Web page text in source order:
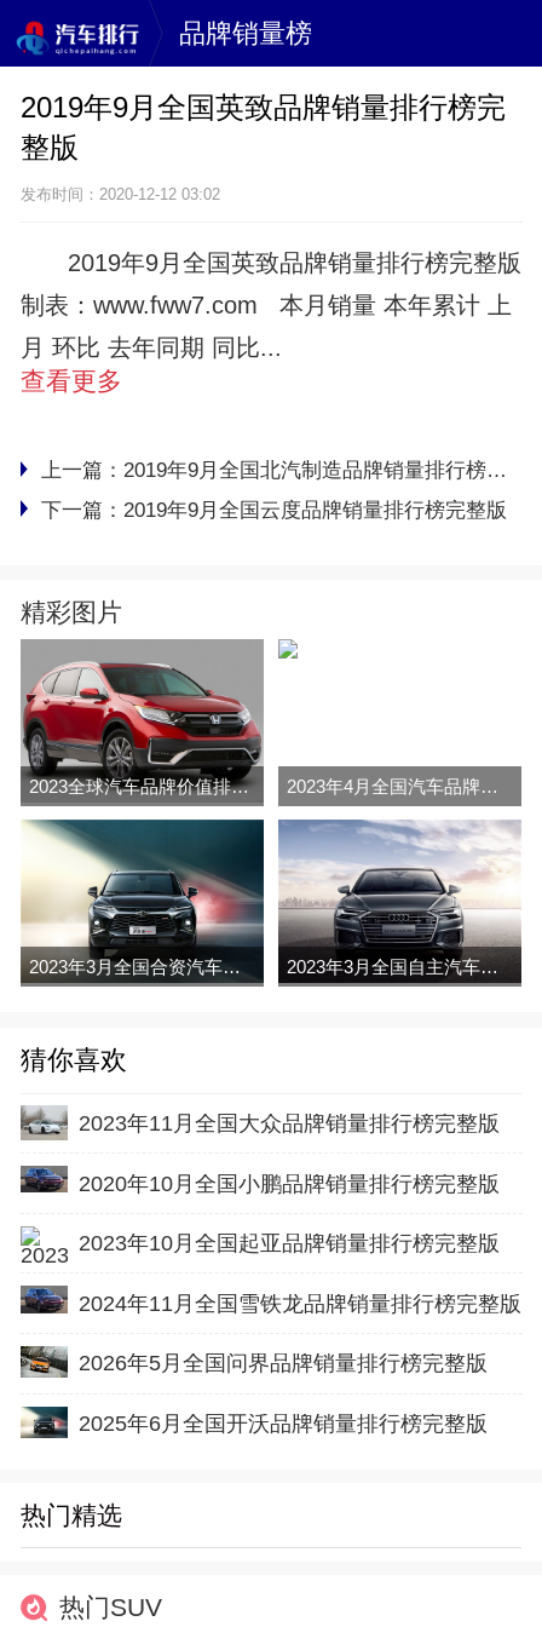
品牌销量榜
2019年9月全国英致品牌销量排行榜完
整版
发布时间：2020-12-12 03:02
2019年9月全国英致品牌销量排行榜完整版
制表：www.fww7.com 本月销量 本年累计 上
月 环比 去年同期 同比...
查看更多
上一篇： 2019年9月全国北汽制造品牌销量排行榜完整版
下一篇： 2019年9月全国云度品牌销量排行榜完整版
精彩图片
2023全球汽车品牌价值排行榜（Brand Finance 2023年4月全国汽车品牌销量排行榜完整版
2023年3月全国合资汽车品牌销量排行榜完整版 2023年3月全国自主汽车品牌销量排行榜完整版
猜你喜欢
2023年11月全国大众品牌销量排行榜完整版
2020年10月全国小鹏品牌销量排行榜完整版
2023年10月全国起亚品牌销量排行榜完整版
2024年11月全国雪铁龙品牌销量排行榜完整版
2026年5月全国问界品牌销量排行榜完整版
2025年6月全国开沃品牌销量排行榜完整版
热门精选
热门SUV